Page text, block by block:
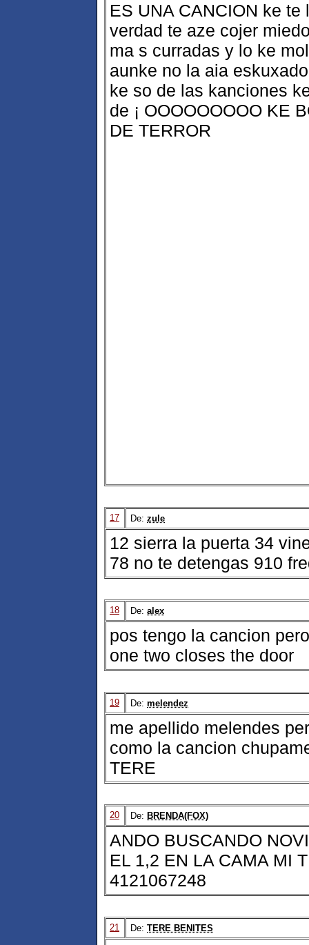
ES UNA CANCION ke
verdad te aze cojer
ma s curradas y lo ke
aunke no la aia
ke so de las kanciones
de ¡ OOOOOOOOO KE
DE TERROR
17 De: zule
12 sierra la puerta 34
78 no te detengas 910
18 De: alex
pos tengo la cancion
one two closes the door
19 De: melendez
me apellido melendes
como la cancion
TERE
20 De: BRENDA(FOX)
ANDO BUSCANDO
EL 1,2 EN LA CAMA MI
4121067248
21 De: TERE BENITES